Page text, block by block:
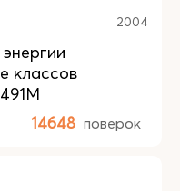
2004
классов
14648 поверок